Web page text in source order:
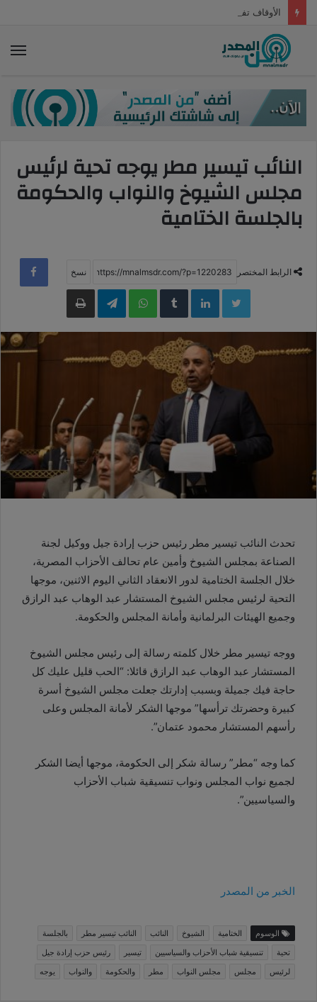
النائب تيسير مطر يوجه تحية لرئيس
مجلس الشيوخ والنواب والحكومة
بالجلسة الختامية
الرابط المختصر
LinkedIn
WhatsApp
Telegramطباعة
تحدث النائب تيسير مطر رئيس حزب إرادة جيل ووكيل لجنة
الصناعة بمجلس الشيوخ وأمين عام تحالف الأحزاب المصرية،
خلال الجلسة الختامية لدور الانعقاد الثاني اليوم الاثنين، موجها
التحية لرئيس مجلس الشيوخ المستشار عبد الوهاب عبد الرازق
وجميع الهيئات البرلمانية وأمانة المجلس والحكومة.
ووجه تيسير مطر خلال كلمته رسالة إلى رئيس مجلس الشيوخ
المستشار عبد الوهاب عبد الرازق قائلا: “الحب قليل عليك كل
حاجة فيك جميلة وبسبب إدارتك جعلت مجلس الشيوخ أسرة
كبيرة وحضرتك ترأسها” موجها الشكر لأمانة المجلس وعلى
رأسهم المستشار محمود عتمان”.
كما وجه “مطر” رسالة شكر إلى الحكومة، موجها أيضا الشكر
لجميع نواب المجلس ونواب تنسيقية شباب الأحزاب
والسياسيين”.
الخبر من المصدر
الوسوم الختامية الشيوخ النائب النائب تيسير مطر
بالجلسة
تحية
تنسيقية شباب الأحزاب والسياسيين تيسير
رئيس حزب إرادة جيل
لرئيس
مجلس مجلس النواب مطر والحكومة والنواب يوجه